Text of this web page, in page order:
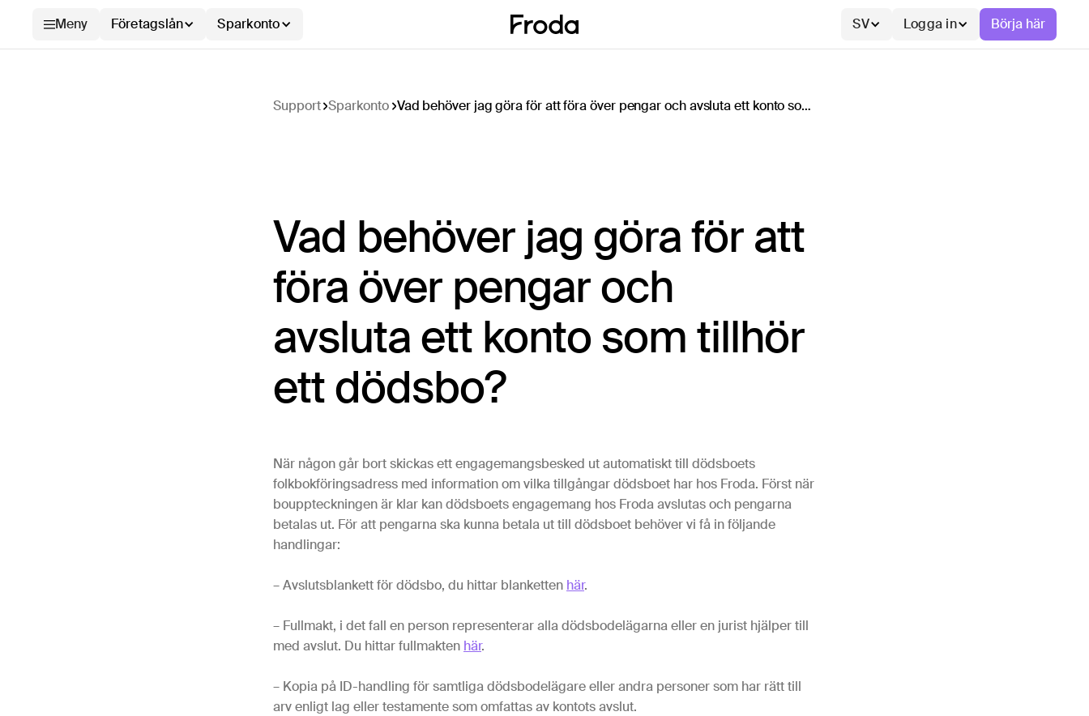
Meny Företagslån Sparkonto SV Logga in Börja här
Support Sparkonto Vad behöver jag göra för att föra över pengar och avsluta ett konto som tillhör ett dödsbo?
Vad behöver jag göra för att
föra över pengar och
avsluta ett konto som tillhör
ett dödsbo?
När någon går bort skickas ett engagemangsbesked ut automatiskt till dödsboets
folkbokföringsadress med information om vilka tillgångar dödsboet har hos Froda. Först när
bouppteckningen är klar kan dödsboets engagemang hos Froda avslutas och pengarna
betalas ut. För att pengarna ska kunna betala ut till dödsboet behöver vi få in följande
handlingar:
– Avslutsblankett för dödsbo, du hittar blanketten här.
– Fullmakt, i det fall en person representerar alla dödsbodelägarna eller en jurist hjälper till
med avslut. Du hittar fullmakten här.
– Kopia på ID-handling för samtliga dödsbodelägare eller andra personer som har rätt till
arv enligt lag eller testamente som omfattas av kontots avslut.